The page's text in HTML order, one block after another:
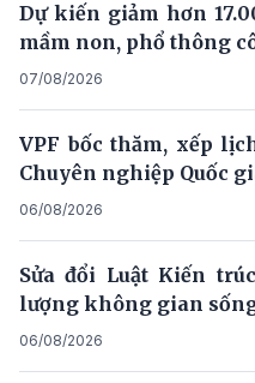
Dự kiến giảm hơn
mầm non, phổ thông
07/08/2026
VPF bốc thăm, xếp
Chuyên nghiệp Quốc
06/08/2026
Sửa đổi Luật Kiến
lượng không gian
06/08/2026